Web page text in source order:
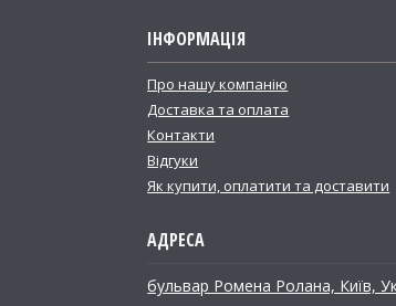
ІНФОРМАЦІЯ
Про нашу компанію
Доставка та оплата
Контакти
Відгуки
Як купити, оплатити та доставити
бульвар Ромена Ролана, Київ,